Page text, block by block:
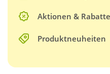
Aktionen & Rabatte
Produktneuheiten